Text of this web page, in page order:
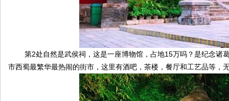
第2处自然是武侯祠，这是一座博物馆，占地15万吗？是纪念诸
市西蜀最繁华最热闹的街市，这里有酒吧，茶楼，餐厅和工艺品等，